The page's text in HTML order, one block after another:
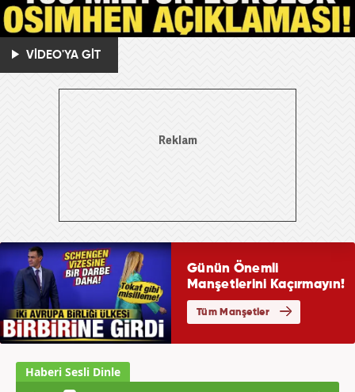
VİDEO'YA GİT